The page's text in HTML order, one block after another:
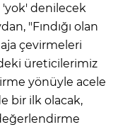
'yok' denilecek
"Fındığı olan
çevirmeleri
üreticilerimiz
yönüyle acele
bir ilk olacak,